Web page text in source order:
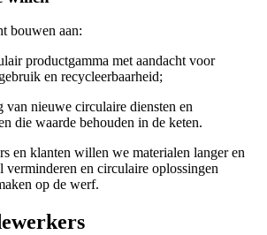
bouwen aan:
productgamma met aandacht voor
en recycleerbaarheid;
nieuwe circulaire diensten en
die waarde behouden in de keten.
en klanten willen we materialen langer en
verminderen en circulaire oplossingen
op de werf.